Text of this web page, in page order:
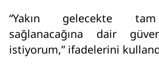
“Yakın gelecekte
sağlanacağına dair
istiyorum,” ifadelerini